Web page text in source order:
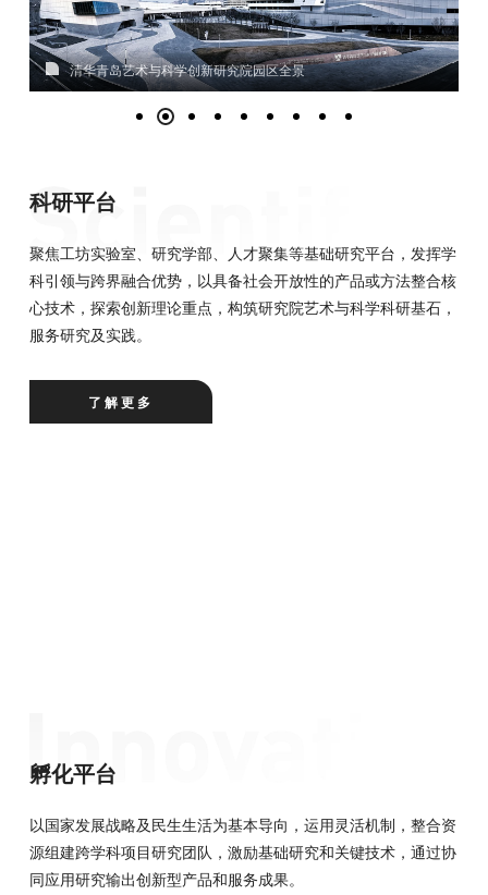
清华青岛艺术与科学创新研究院园区全景
科研平台
聚焦工坊实验室、研究学部、人才聚集等基础研究平台，发挥学
科引领与跨界融合优势，以具备社会开放性的产品或方法整合核
心技术，探索创新理论重点，构筑研究院艺术与科学科研基石，
服务研究及实践。
了解更多
孵化平台
以国家发展战略及民生生活为基本导向，运用灵活机制，整合资
源组建跨学科项目研究团队，激励基础研究和关键技术，通过协
同应用研究输出创新型产品和服务成果。